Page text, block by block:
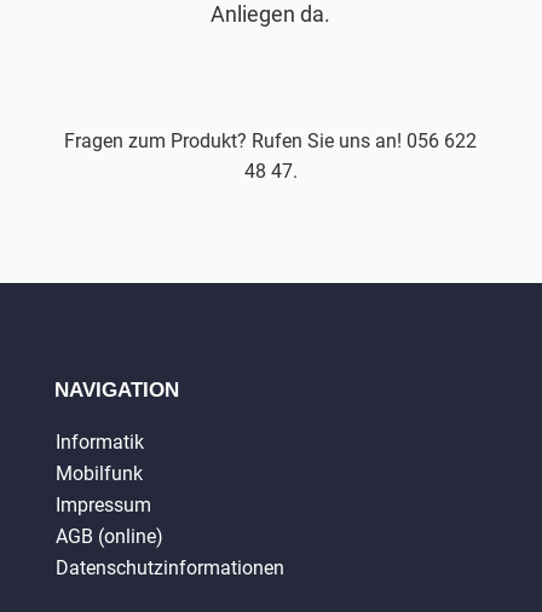
Anliegen da.
Fragen zum Produkt? Rufen Sie uns an! 056 622
48 47.
NAVIGATION
Informatik
Mobilfunk
Impressum
AGB (online)
Datenschutzinformationen